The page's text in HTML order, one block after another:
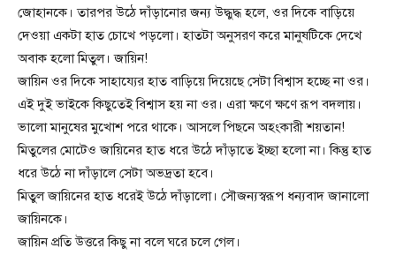
জোহানকে। তারপর উঠে দাঁড়ানোর জন্য উদ্ধুদ্ধ হলে, ওর দিকে বাড়িয়ে
দেওয়া একটা হাত চোখে পড়লো। হাতটা অনুসরণ করে মানুষটিকে দেখে
অবাক হলো মিতুল। জায়িন!
জায়িন ওর দিকে সাহায্যের হাত বাড়িয়ে দিয়েছে সেটা বিশ্বাস হচ্ছে না ওর।
এই দুই ভাইকে কিছুতেই বিশ্বাস হয় না ওর। এরা ক্ষণে ক্ষণে রূপ বদলায়।
ভালো মানুষের মুখোশ পরে থাকে। আসলে পিছনে অহংকারী শয়তান!
মিতুলের মোটেও জায়িনের হাত ধরে উঠে দাঁড়াতে ইচ্ছা হলো না। কিন্তু হাত
ধরে উঠে না দাঁড়ালে সেটা অভদ্রতা হবে।
মিতুল জায়িনের হাত ধরেই উঠে দাঁড়ালো। সৌজন্যস্বরূপ ধন্যবাদ জানালো
জায়িনকে।
জায়িন প্রতি উত্তরে কিছু না বলে ঘরে চলে গেল।